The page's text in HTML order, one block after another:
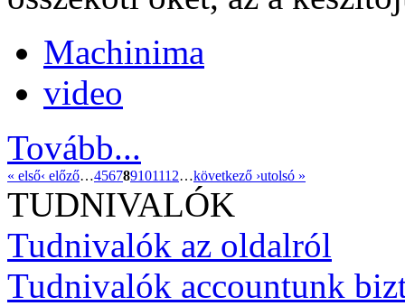
Machinima
video
Tovább...
« első‹ előző…456789101112…következő ›utolsó »
TUDNIVALÓK
Tudnivalók az oldalról
Tudnivalók accountunk